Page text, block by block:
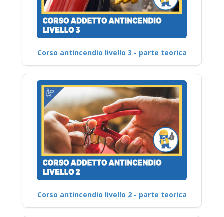
Corso antincendio livello 3 - parte teorica
Corso antincendio livello 2 - parte teorica